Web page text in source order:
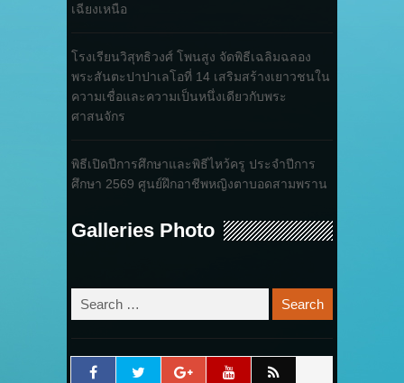
เฉียงเหนือ
โรงเรียนวิสุทธิวงศ์ โพนสูง จัดพิธีเฉลิมฉลอง
พระสันตะปาปาเลโอที่ 14 เสริมสร้างเยาวชนใน
ความเชื่อและความเป็นหนึ่งเดียวกับพระ
ศาสนจักร
พิธีเปิดปีการศึกษาและพิธีไหว้ครู ประจำปีการ
ศึกษา 2569 ศูนย์ฝึกอาชีพหญิงตาบอดสามพราน
Galleries Photo